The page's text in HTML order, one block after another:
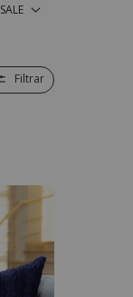
SALE
Filtrar